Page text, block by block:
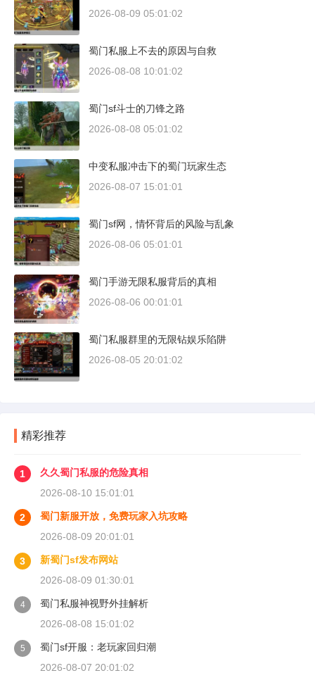
2026-08-09 05:01:02
蜀门私服上不去的原因与自救
2026-08-08 10:01:02
蜀门sf斗士的刀锋之路
2026-08-08 05:01:02
中变私服冲击下的蜀门玩家生态
2026-08-07 15:01:01
蜀门sf网，情怀背后的风险与乱象
2026-08-06 05:01:01
蜀门手游无限私服背后的真相
2026-08-06 00:01:01
蜀门私服群里的无限钻娱乐陷阱
2026-08-05 20:01:02
精彩推荐
1
久久蜀门私服的危险真相
2026-08-10 15:01:01
2
蜀门新服开放，免费玩家入坑攻略
2026-08-09 20:01:01
3
新蜀门sf发布网站
2026-08-09 01:30:01
4
蜀门私服神视野外挂解析
2026-08-08 15:01:02
5
蜀门sf开服：老玩家回归潮
2026-08-07 20:01:02